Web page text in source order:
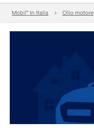
Mobil™ In Italia Olio motore